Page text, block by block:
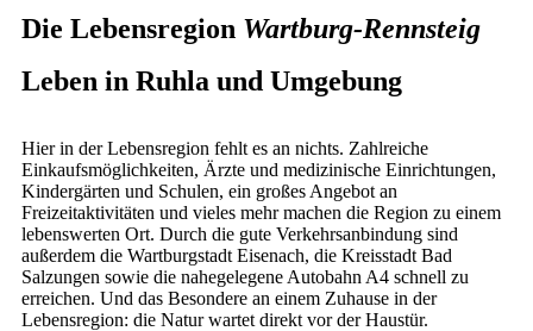
Die Lebensregion Wartburg-Rennsteig
Leben in Ruhla und Umgebung
Hier in der Lebensregion fehlt es an nichts. Zahlreiche
Einkaufsmöglichkeiten, Ärzte und medizinische Einrichtungen,
Kindergärten und Schulen, ein großes Angebot an
Freizeitaktivitäten und vieles mehr machen die Region zu einem
lebenswerten Ort. Durch die gute Verkehrsanbindung sind
außerdem die Wartburgstadt Eisenach, die Kreisstadt Bad
Salzungen sowie die nahegelegene Autobahn A4 schnell zu
erreichen. Und das Besondere an einem Zuhause in der
Lebensregion: die Natur wartet direkt vor der Haustür.